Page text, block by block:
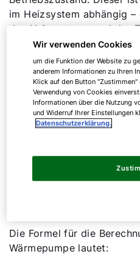
im Heizsystem abhängig
des Heizsystems und der
Umweltenergie. Daher
einen breiten Vergleich
Wärmepumpen.
Die JAZ berücksichtigt
Bezugsgrößen, da sich
im Verlauf eines Jahres
Während die
normalerweise im
Die Formel für die
Wärmepumpe lautet:
Wir verwenden Cookies
um die Funktion der Website zu
anderem Informationen zu Ihren
Klick auf den Button
Verwendung von Cookies
Informationen über die Nutzung
und Widerruf Ihrer Einstellungen
Datenschutzerklärung.